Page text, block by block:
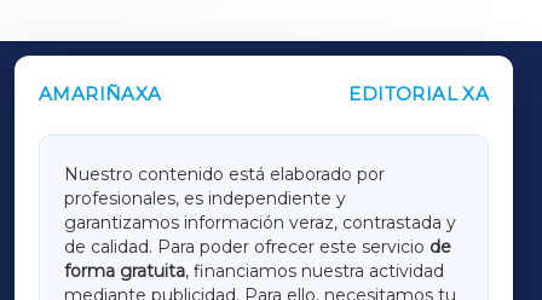
AMARIÑAXA EDITORIAL XA
Nuestro contenido está elaborado por
profesionales, es independiente y
garantizamos información veraz, contrastada y
de calidad. Para poder ofrecer este servicio de
forma gratuita, financiamos nuestra actividad
OUTROS PERIÓDICOS
LUGOXA
TERRACHAXA